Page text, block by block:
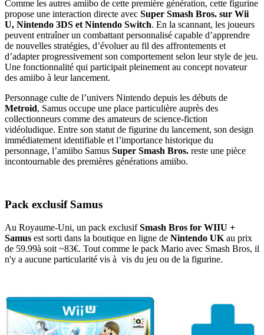
Comme les autres amiibo de cette première génération, cette figurine
propose une interaction directe avec Super Smash Bros. sur Wii
U, Nintendo 3DS et Nintendo Switch. En la scannant, les joueurs
peuvent entraîner un combattant personnalisé capable d’apprendre
de nouvelles stratégies, d’évoluer au fil des affrontements et
d’adapter progressivement son comportement selon leur style de jeu.
Une fonctionnalité qui participait pleinement au concept novateur
des amiibo à leur lancement.
Personnage culte de l’univers Nintendo depuis les débuts de
Metroid, Samus occupe une place particulière auprès des
collectionneurs comme des amateurs de science-fiction
vidéoludique. Entre son statut de figurine du lancement, son design
immédiatement identifiable et l’importance historique du
personnage, l’amiibo Samus Super Smash Bros. reste une pièce
incontournable des premières générations amiibo.
Pack exclusif Samus
Au Royaume-Uni, un pack exclusifSmash Bros for WIIU +
Samus est sorti dans la boutique en ligne de Nintendo UK au prix
de 59.99à soit ~83€. Tout comme le pack Mario avec Smash Bros, il
n'y a aucune particularité vis à vis du jeu ou de la figurine.